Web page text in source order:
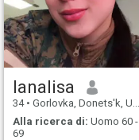
lanalisa
34 • Gorlovka, Donets'k, Ucraina
Alla ricerca di: Uomo 60 -
69